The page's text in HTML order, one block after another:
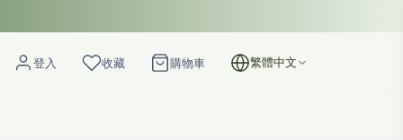
登入 收藏 購物車 繁體中文